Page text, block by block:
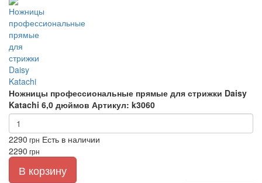
Ножницы профессиональные прямые для стрижки Daisy
Katachi 6,0 дюймов Артикул: k3060
2290 грн Есть в наличии
2290 грн
В корзину